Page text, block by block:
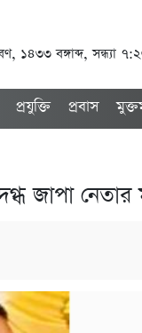
১৪৩৩ বঙ্গাব্দ, সন্ধ্যা
প্রযুক্তি প্রবাস
জাপা নেতার